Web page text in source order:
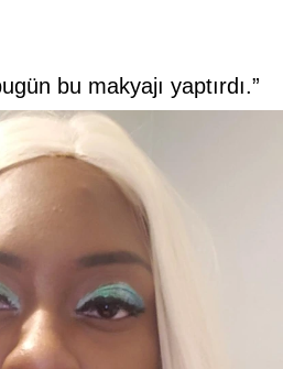
bu makyajı yaptırdı.”